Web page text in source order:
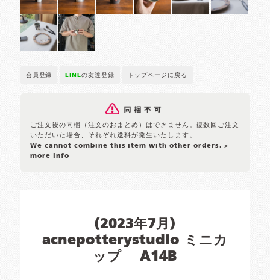
会員登録 LINEの友達登録 トップページに戻る
ご注文後の同梱（注文のおまとめ）はできません。複数回ご注文
いただいた場合、それぞれ送料が発生いたします。
We cannot combine this item with other orders. >
more info
(2023年7月)
acnepotterystudio ミニカ
ップ A14B